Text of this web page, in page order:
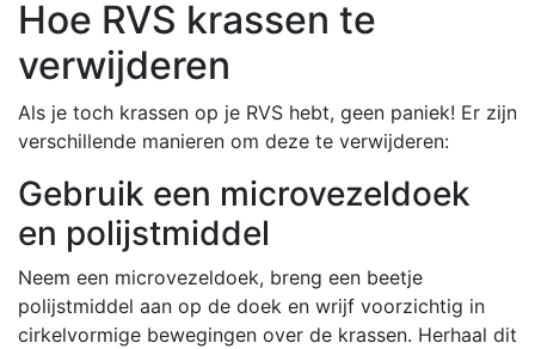
Hoe RVS krassen te
verwijderen
Als je toch krassen op je RVS hebt, geen paniek! Er zijn
verschillende manieren om deze te verwijderen:
Gebruik een microvezeldoek
en polijstmiddel
Neem een microvezeldoek, breng een beetje
polijstmiddel aan op de doek en wrijf voorzichtig in
cirkelvormige bewegingen over de krassen. Herhaal dit